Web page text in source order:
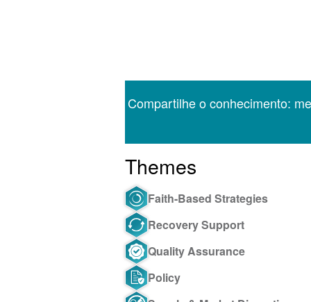
Compartilhe o conhecimento:
Themes
Faith-Based Strategies
Recovery Support
Quality Assurance
Policy